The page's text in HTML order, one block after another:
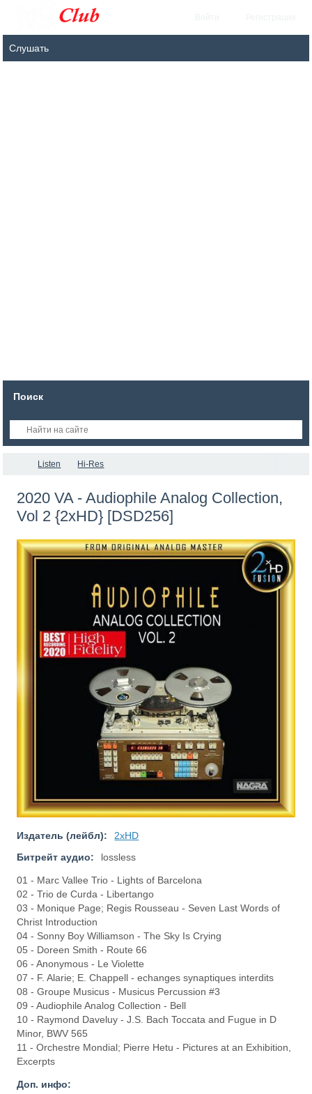
Поиск
Listen Hi-Res
2020 VA - Audiophile Analog Collection,
Vol 2 {2xHD} [DSD256]
Издатель (лейбл):
2xHD
Битрейт аудио:
lossless
01 - Marc Vallee Trio - Lights of Barcelona
02 - Trio de Curda - Libertango
03 - Monique Page; Regis Rousseau - Seven Last Words of
Christ Introduction
04 - Sonny Boy Williamson - The Sky Is Crying
05 - Doreen Smith - Route 66
06 - Anonymous - Le Violette
07 - F. Alarie; E. Chappell - echanges synaptiques interdits
08 - Groupe Musicus - Musicus Percussion #3
09 - Audiophile Analog Collection - Bell
10 - Raymond Daveluy - J.S. Bach Toccata and Fugue in D
Minor, BWV 565
11 - Orchestre Mondial; Pierre Hetu - Pictures at an Exhibition,
Excerpts
Доп. инфо: